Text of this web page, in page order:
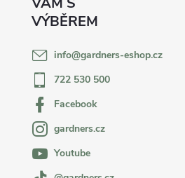
info@gardners-eshop.cz
722 530 500
Facebook
gardners.cz
Youtube